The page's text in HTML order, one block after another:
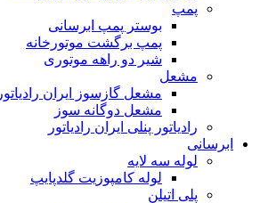
پمپ
بوستر پمپ ابرسانی
پمپ برگشت موتورخانه
شیر دو راهه موتوری
مشعل
مشعل گازسوز ایران رادیاتور
مشعل دوگانه سوز
رادیاتور پنلی ایران رادیاتور
ابرسانی
لوله سه لایه
لوله کامپوزیت گلدپایپ
پلی اتیلن